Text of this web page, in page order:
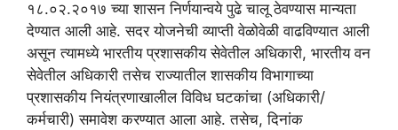
१८.०२.२०१७ च्या शासन निर्णयान्वये पुढे चालू ठेवण्यास मान्यता
देण्यात आली आहे. सदर योजनेची व्याप्ती वेळोवेळी वाढविण्यात आली
असून त्यामध्ये भारतीय प्रशासकीय सेवेतील अधिकारी, भारतीय वन
सेवेतील अधिकारी तसेच राज्यातील शासकीय विभागाच्या
प्रशासकीय नियंत्रणाखालील विविध घटकांचा (अधिकारी/
कर्मचारी) समावेश करण्यात आला आहे. तसेच, दिनांक